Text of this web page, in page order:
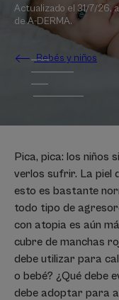
Actualizado el 31/7/26,
de A-DERMA.
Bebés y niños
Pica, pica: los niños
verlos sufrir. La piel
esto es bastante
todo tipo de
con atopia es aún
cubre de manchas
debe utilizar para
o bebé? ¿Qué debe
debe adoptar para